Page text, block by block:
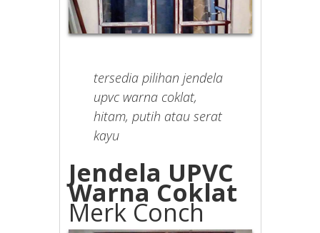
tersedia pilihan jendela
upvc warna coklat,
hitam, putih atau serat
kayu
Jendela UPVC
Warna Coklat
Merk Conch